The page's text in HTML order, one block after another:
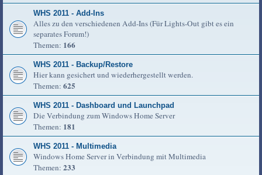
WHS 2011 - Add-Ins
Alles zu den verschiedenen Add-Ins (Für Lights-Out gibt es ein
separates Forum!)
Themen: 166
WHS 2011 - Backup/Restore
Hier kann gesichert und wiederhergestellt werden.
Themen: 625
WHS 2011 - Dashboard und Launchpad
Die Verbindung zum Windows Home Server
Themen: 181
WHS 2011 - Multimedia
Windows Home Server in Verbindung mit Multimedia
Themen: 233